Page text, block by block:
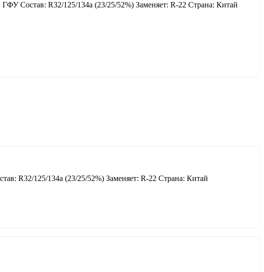
Состав: R32/125/134a (23/25/52%) Заменяет: R-22 Страна: Китай
R32/125/134a (23/25/52%) Заменяет: R-22 Страна: Китай